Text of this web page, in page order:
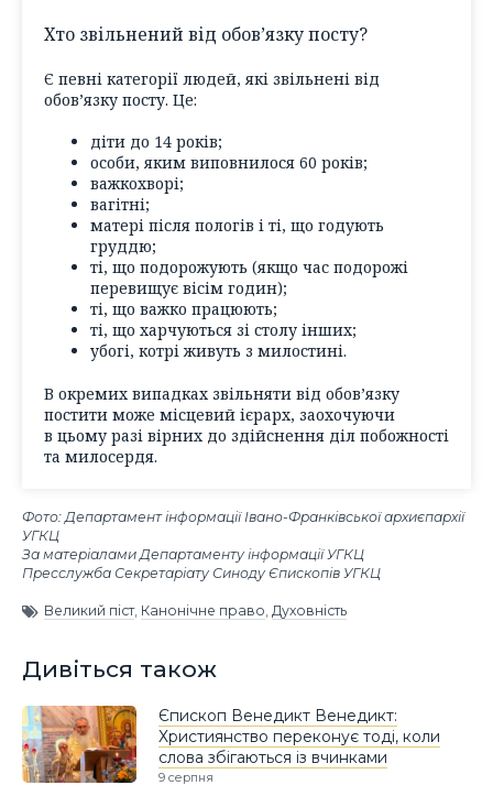
Хто звільнений від обов’язку посту?
Є певні категорії людей, які звільнені від
обов’язку посту. Це:
діти до 14 років;
особи, яким виповнилося 60 років;
важкохворі;
вагітні;
матері після пологів і ті, що годують
груддю;
ті, що подорожують (якщо час подорожі
перевищує вісім годин);
ті, що важко працюють;
ті, що харчуються зі столу інших;
убогі, котрі живуть з милостині.
В окремих випадках звільняти від обов’язку
постити може місцевий ієрарх, заохочуючи
в цьому разі вірних до здійснення діл побожності
та милосердя.
Фото: Департамент інформації Івано-Франківської архиєпархії
УГКЦ
За матеріалами Департаменту інформації УГКЦ
Пресслужба Секретаріату Синоду Єпископів УГКЦ
Великий піст, Канонічне право, Духовність
Дивіться також
Єпископ Венедикт Венедикт:
Християнство переконує тоді, коли
слова збігаються із вчинками
9 серпня